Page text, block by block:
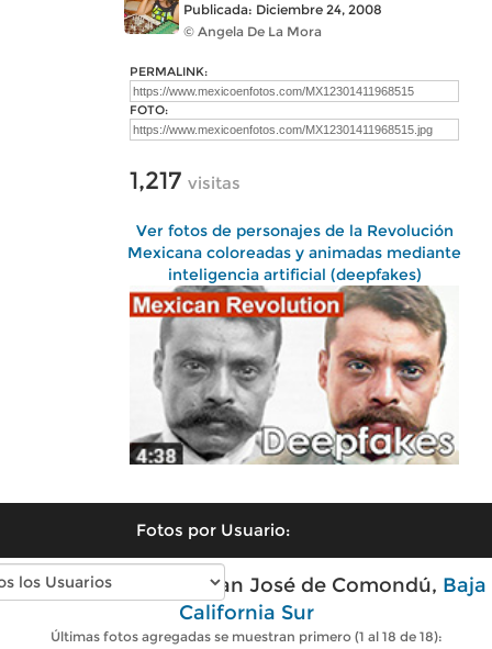
Publicada: Diciembre 24, 2008
© Angela De La Mora
PERMALINK:
FOTO:
1,217 visitas
Ver fotos de personajes de la Revolución
Mexicana coloreadas y animadas mediante
inteligencia artificial (deepfakes)
Fotos por Usuario:
Fotos modernas de San José de Comondú, Baja
California Sur
Últimas fotos agregadas se muestran primero (1 al 18 de 18):